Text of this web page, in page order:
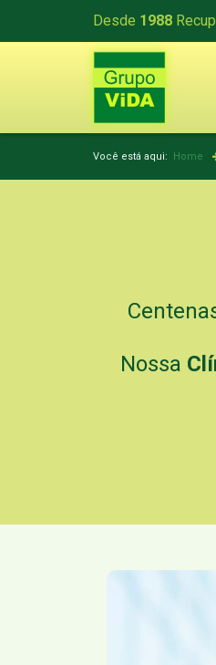
Desde 1988
Você está aqui: Home
Nossa